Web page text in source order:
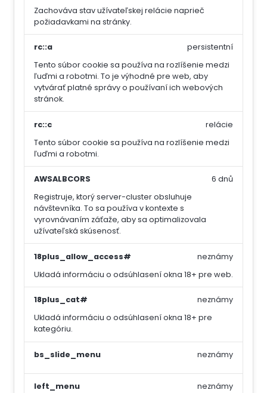
Zachováva stav užívateľskej relácie naprieč
požiadavkami na stránky.
rc::a
Tento súbor cookie sa používa na rozlíšenie medzi
ľuďmi a robotmi. To je výhodné pre web, aby
vytvárať platné správy o používaní ich webových
stránok.
persistentní
rc::c
Tento súbor cookie sa používa na rozlíšenie medzi
ľuďmi a robotmi.
relácie
AWSALBCORS
Registruje, ktorý server-cluster obsluhuje
návštevníka. To sa používa v kontexte s
vyrovnávaním záťaže, aby sa optimalizovala
užívateľská skúsenosť.
6 dnů
18plus_allow_access#
Ukladá informáciu o odsúhlasení okna 18+ pre web.
neznámy
18plus_cat#
Ukladá informáciu o odsúhlasení okna 18+ pre
kategóriu.
neznámy
bs_slide_menu neznámy
left_menu
neznámy